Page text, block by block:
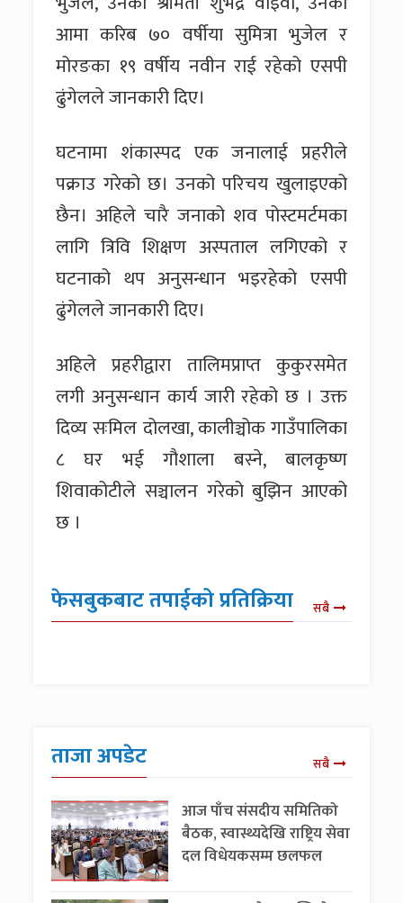
आमा करिब ७० वर्षीया सुमित्रा भुजेल र
मोरङका १९ वर्षीय नवीन राई रहेको एसपी
ढुंगेलले जानकारी दिए।
घटनामा शंकास्पद एक जनालाई प्रहरीले
पक्राउ गरेको छ। उनको परिचय खुलाइएको
छैन। अहिले चारै जनाको शव पोस्टमर्टमका
लागि त्रिवि शिक्षण अस्पताल लगिएको र
घटनाको थप अनुसन्धान भइरहेको एसपी
ढुंगेलले जानकारी दिए।
अहिले प्रहरीद्वारा तालिमप्राप्त कुकुरसमेत
लगी अनुसन्धान कार्य जारी रहेको छ । उक्त
दिव्य सःमिल दोलखा, कालीञ्चोक गाउँपालिका
८ घर भई गौशाला बस्ने, बालकृष्ण
शिवाकोटीले सञ्चालन गरेको बुझिन आएको
छ ।
फेसबुकबाट तपाईको प्रतिक्रिया सबै
ताजा अपडेट सबै
आज पाँच संसदीय समितिको
बैठक, स्वास्थ्यदेखि राष्ट्रिय सेवा
दल विधेयकसम्म छलफल